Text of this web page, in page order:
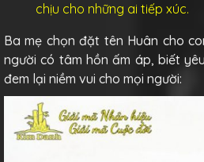
chịu cho những ai tiếp xúc.
Ba mẹ chọn đặt tên Huân cho
người có tâm hồn ấm áp, biết
đem lại niềm vui cho mọi người: